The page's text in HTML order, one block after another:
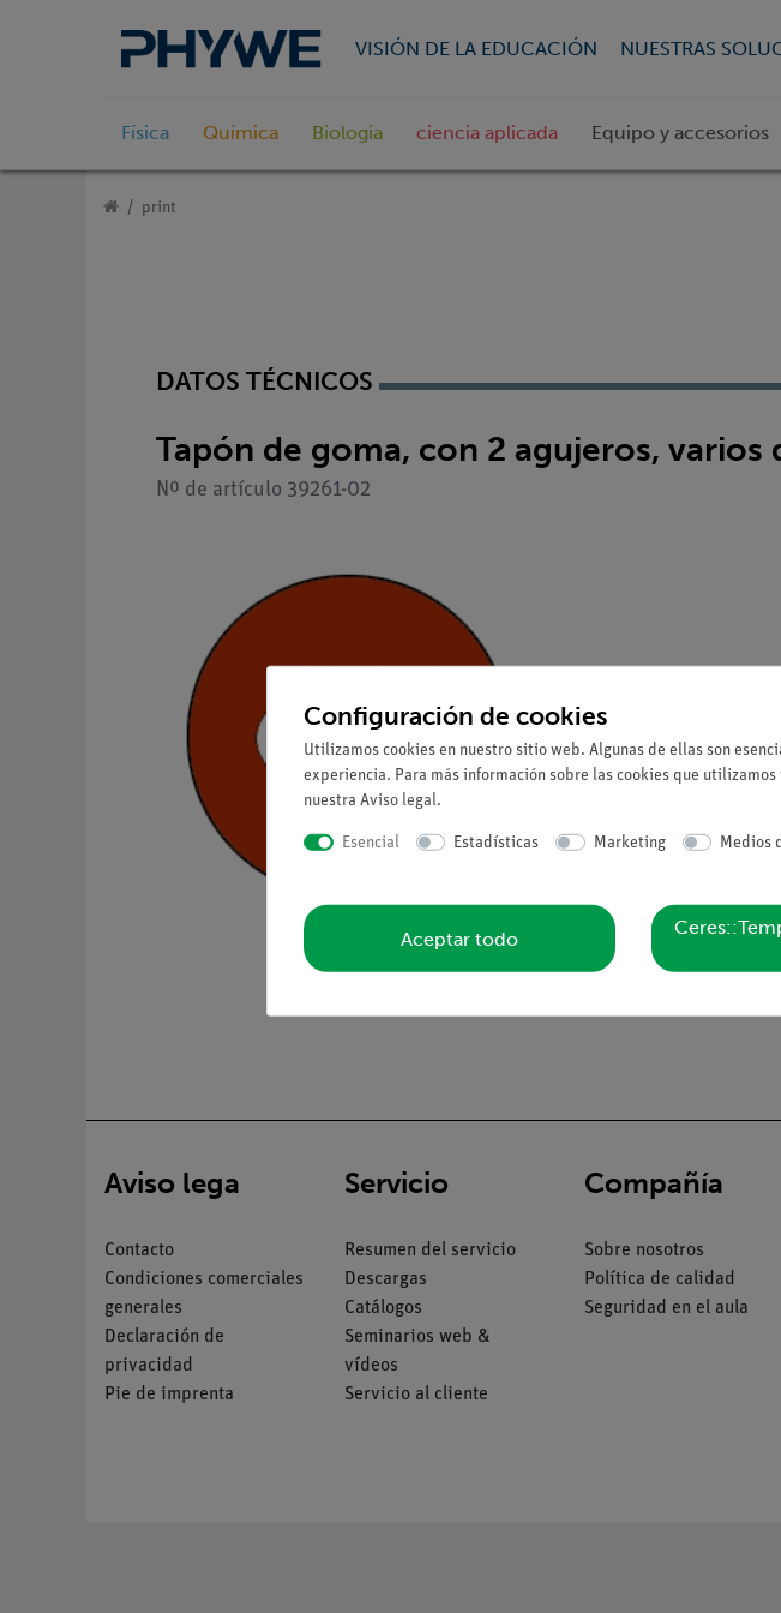
VISIÓN DE LA EDUCACIÓN NUESTRAS
Física Química Biologia ciencia aplicada Equipo y accesorios
print
DATOS TÉCNICOS
Tapón de goma, con 2 agujeros, varios
Nº de artículo 39261-02
Aviso lega
Contacto
Condiciones comerciales
generales
Declaración de
privacidad
Pie de imprenta
Servicio
Resumen del servicio
Descargas
Catálogos
Seminarios web &
vídeos
Servicio al cliente
Compañía
Sobre nosotros
Política de calidad
Seguridad en el aula
Configuración de cookies
Utilizamos cookies en nuestro sitio web. Algunas de ellas son
experiencia. Para más información sobre las cookies que
nuestra Aviso legal.
Esencial Estadísticas Marketing Medios
Aceptar todo